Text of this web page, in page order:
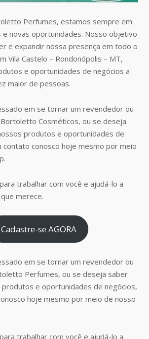
Perfumes, estamos sempre em
e novas oportunidades. Nosso objetivo
e expandir nossa presença em todo o
Vila Castelo – Rondonópolis – MT,
e oportunidades de negócios a
maior de pessoas.
em se tornar um revendedor ou
Cosméticos, ou se deseja
produtos e oportunidades de
contato conosco hoje mesmo por meio
trabalhar com você e ajudá-lo a
merece.
Cadastre-se AGORA
em se tornar um revendedor ou
Perfumes, ou se deseja saber
e oportunidades de negócios,
hoje mesmo por meio de nosso
trabalhar com você e ajudá-lo a